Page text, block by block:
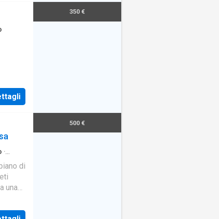
350 €
·
di
una
500 €